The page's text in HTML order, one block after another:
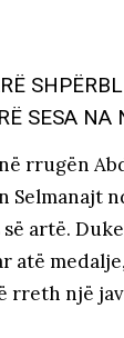
SESA NA
rrugën
Selmanajt
artë.
rreth një